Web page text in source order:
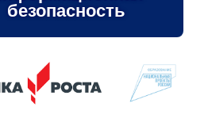
безопасность